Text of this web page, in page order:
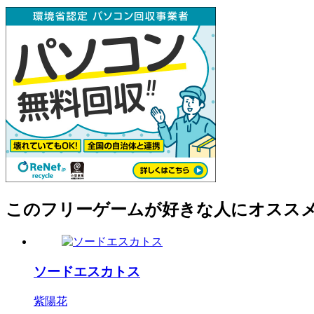
このフリーゲームが好きな人にオスス
ソードエスカトス
紫陽花